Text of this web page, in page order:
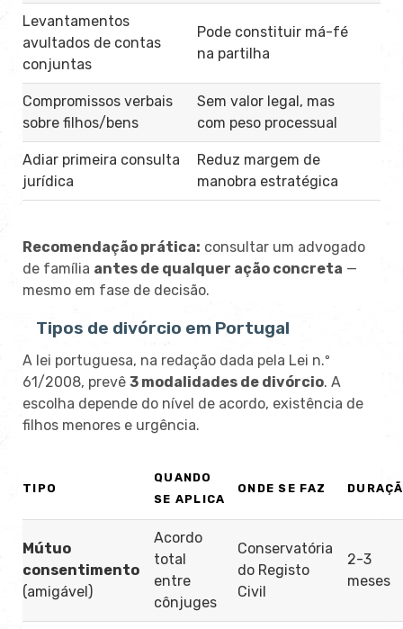
Levantamentos
avultados de contas
conjuntas
Pode constituir má-fé
na partilha
Compromissos verbais
sobre filhos/bens
Sem valor legal, mas
com peso processual
Adiar primeira consulta
jurídica
Reduz margem de
manobra estratégica
Recomendação prática: consultar um advogado
de família antes de qualquer ação concreta —
mesmo em fase de decisão.
Tipos de divórcio em Portugal
A lei portuguesa, na redação dada pela Lei n.º
61/2008, prevê 3 modalidades de divórcio. A
escolha depende do nível de acordo, existência de
filhos menores e urgência.
TIPO
QUANDO
SE APLICA
ONDE SE FAZ
Mútuo
consentimento
(amigável)
Acordo
total
entre
cônjuges
Conservatória
do Registo
Civil
2-3
meses